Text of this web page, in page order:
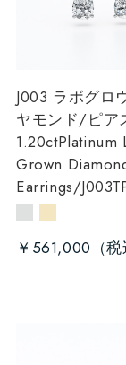
J003 ラボグロ
ヤモンド/ピア
1.20ctPlatinum
Grown
Earrings/
￥561,000